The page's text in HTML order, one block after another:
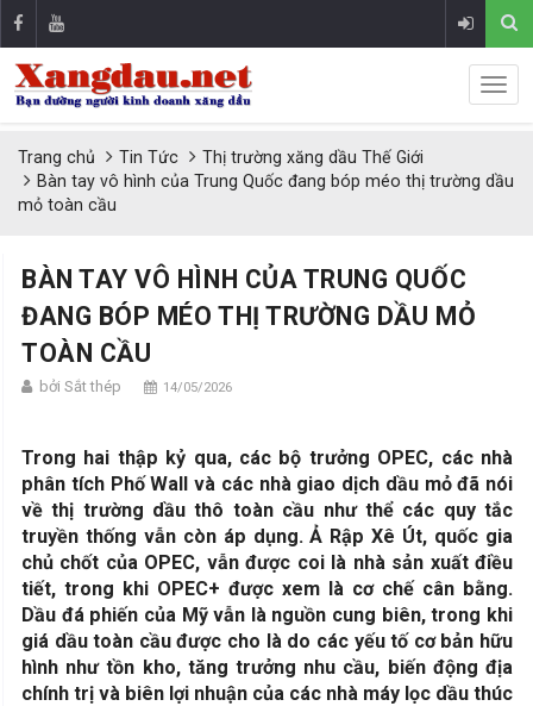
Trang chủ Tin Tức
Thị trường xăng dầu Thế Giới
Bàn tay vô hình của Trung Quốc đang bóp méo thị trường dầu
mỏ toàn cầu
BÀN TAY VÔ HÌNH CỦA TRUNG QUỐC
ĐANG BÓP MÉO THỊ TRƯỜNG DẦU MỎ
TOÀN CẦU
bởi Sắt thép 14/05/2026
Trong hai thập kỷ qua, các bộ trưởng OPEC, các nhà
phân tích Phố Wall và các nhà giao dịch dầu mỏ đã nói
về thị trường dầu thô toàn cầu như thể các quy tắc
truyền thống vẫn còn áp dụng. Ả Rập Xê Út, quốc gia
chủ chốt của OPEC, vẫn được coi là nhà sản xuất điều
tiết, trong khi OPEC+ được xem là cơ chế cân bằng.
Dầu đá phiến của Mỹ vẫn là nguồn cung biên, trong khi
giá dầu toàn cầu được cho là do các yếu tố cơ bản hữu
hình như tồn kho, tăng trưởng nhu cầu, biến động địa
chính trị và biên lợi nhuận của các nhà máy lọc dầu thúc